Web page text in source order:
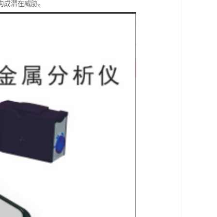
潜在威胁。